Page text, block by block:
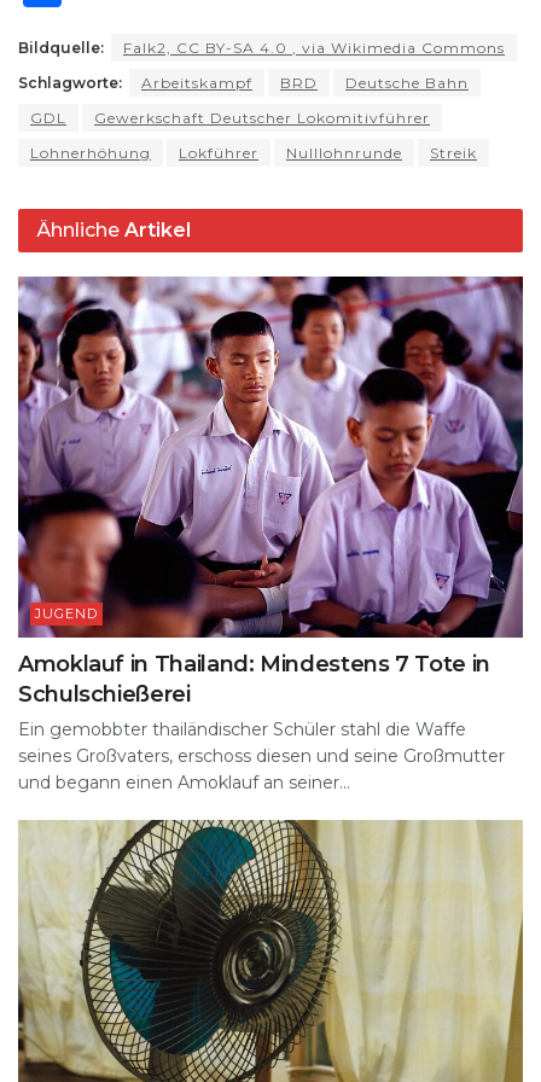
ts
A
p
p
g
ra
m
e
b
o
o
k
s
k
y
a
d
s
di
t
l
y
Li
n
k
t
ar
e
Bildquelle: Falk2, CC BY-SA 4.0 , via Wikimedia Commons
Schlagworte:
Arbeitskampf BRD
Deutsche Bahn
GDL
Gewerkschaft Deutscher Lokomitivführer
Lohnerhöhung
Lokführer Nulllohnrunde Streik
Ähnliche Artikel
JUGEND
Amoklauf in Thailand: Mindestens 7 Tote in
Schulschießerei
Ein gemobbter thailändischer Schüler stahl die Waffe
seines Großvaters, erschoss diesen und seine Großmutter
und begann einen Amoklauf an seiner...